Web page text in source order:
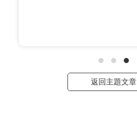
返回主題文章